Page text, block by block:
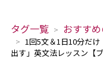
タグ一覧 おすす
1回5文＆1日10分だ
出す」英文法レッスン【